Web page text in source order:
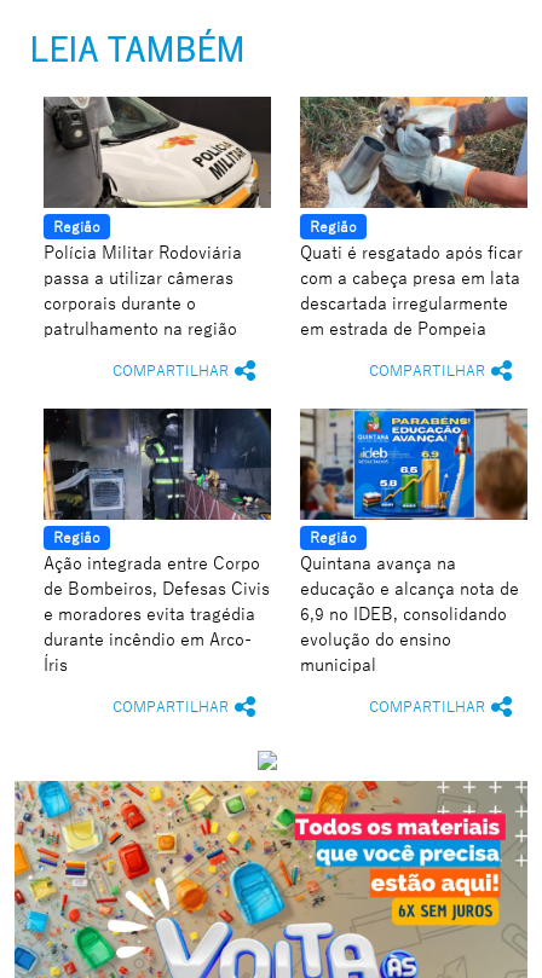
LEIA TAMBÉM
Região
Polícia Militar Rodoviária
passa a utilizar câmeras
corporais durante o
patrulhamento na região
COMPARTILHAR
Região
Quati é resgatado após ficar
com a cabeça presa em lata
descartada irregularmente
em estrada de Pompeia
COMPARTILHAR
Região
Ação integrada entre Corpo
de Bombeiros, Defesas Civis
e moradores evita tragédia
durante incêndio em Arco-
Íris
COMPARTILHAR
Região
Quintana avança na
educação e alcança nota de
6,9 no IDEB, consolidando
evolução do ensino
municipal
COMPARTILHAR